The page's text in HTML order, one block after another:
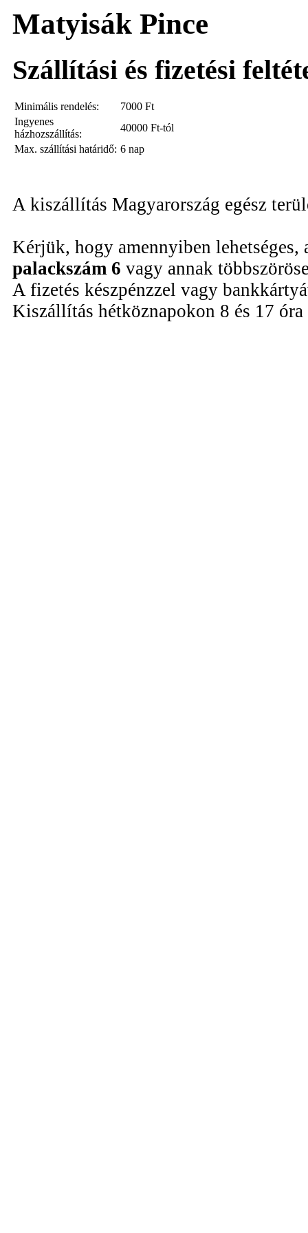
Matyisák Pince
Szállítási és fizetési
Minimális rendelés: 7000 Ft
Ingyenes
házhozszállítás:
40000 Ft-tól
Max. szállítási határidő: 6 nap
A kiszállítás Magyarország egész
Kérjük, hogy amennyiben lehetséges,
palackszám 6 vagy annak
A fizetés készpénzzel vagy
Kiszállítás hétköznapokon 8 és 17